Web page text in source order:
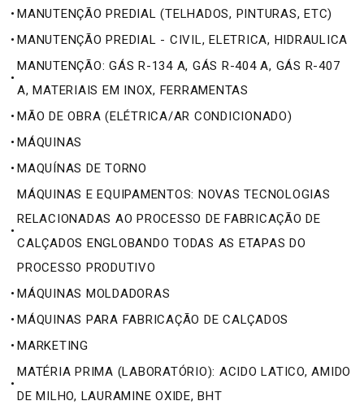
• MANUTENÇÃO PREDIAL (TELHADOS, PINTURAS, ETC)
• MANUTENÇÃO PREDIAL - CIVIL, ELETRICA, HIDRAULICA
•
MANUTENÇÃO: GÁS R-134 A, GÁS R-404 A, GÁS R-407
A, MATERIAIS EM INOX, FERRAMENTAS
• MÃO DE OBRA (ELÉTRICA/AR CONDICIONADO)
• MÁQUINAS
• MAQUÍNAS DE TORNO
•
MÁQUINAS E EQUIPAMENTOS: NOVAS TECNOLOGIAS
RELACIONADAS AO PROCESSO DE FABRICAÇÃO DE
CALÇADOS ENGLOBANDO TODAS AS ETAPAS DO
PROCESSO PRODUTIVO
• MÁQUINAS MOLDADORAS
• MÁQUINAS PARA FABRICAÇÃO DE CALÇADOS
• MARKETING
•
MATÉRIA PRIMA (LABORATÓRIO): ACIDO LATICO, AMIDO
DE MILHO, LAURAMINE OXIDE, BHT